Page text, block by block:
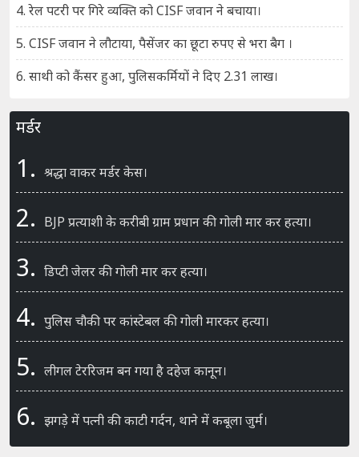
4. रेल पटरी पर गिरे व्यक्ति को CISF जवान ने बचाया।
5. CISF जवान ने लौटाया, पैसेंजर का छूटा रुपए से भरा बैग ।
6. साथी को कैंसर हुआ, पुलिसकर्मियों ने दिए 2.31 लाख।
मर्डर
1. श्रद्धा वाकर मर्डर केस।
2. BJP प्रत्याशी के करीबी ग्राम प्रधान की गोली मार कर हत्या।
3. डिप्टी जेलर की गोली मार कर हत्या।
4. पुलिस चौकी पर कांस्टेबल की गोली मारकर हत्या।
5. लीगल टेररिजम बन गया है दहेज कानून।
6. झगड़े में पत्नी की काटी गर्दन, थाने में कबूला जुर्म।